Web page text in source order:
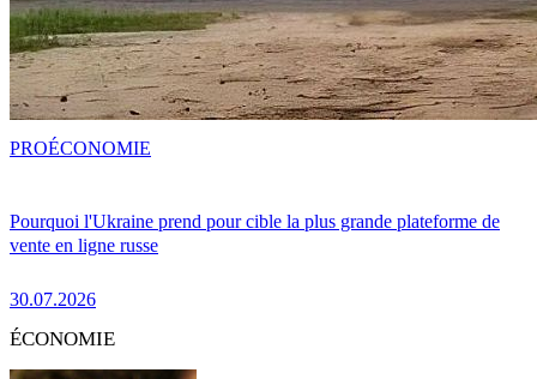
Pourquoi l'Ukraine prend pour cible la plus grande plateforme de
vente en ligne russe
30.07.2026
PROÉCONOMIE
ÉCONOMIE